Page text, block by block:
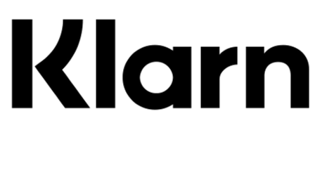
hett vatten.
Byt ut nappen var 4–6:e vecka
eller vid första tecken på
skada, klibbighet eller att nappen blivit förstorad.